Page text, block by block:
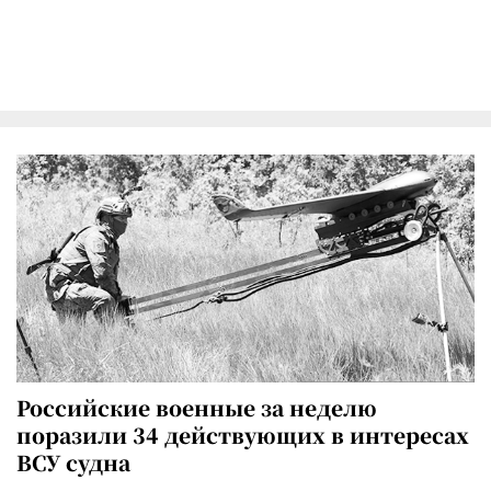
Российские военные за неделю
поразили 34 действующих в интересах
ВСУ судна